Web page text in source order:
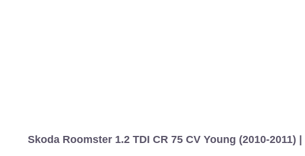
Skoda Roomster 1.2 TDI CR 75 CV Young (2010-2011) |